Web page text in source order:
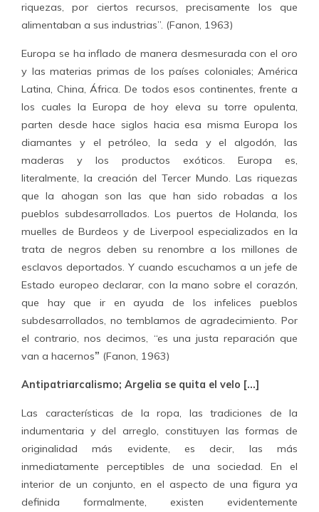
riquezas, por ciertos recursos, precisamente los que
alimentaban a sus industrias”. (Fanon, 1963)
Europa se ha inflado de manera desmesurada con el oro
y las materias primas de los países coloniales; América
Latina, China, África. De todos esos continentes, frente a
los cuales la Europa de hoy eleva su torre opulenta,
parten desde hace siglos hacia esa misma Europa los
diamantes y el petróleo, la seda y el algodón, las
maderas y los productos exóticos. Europa es,
literalmente, la creación del Tercer Mundo. Las riquezas
que la ahogan son las que han sido robadas a los
pueblos subdesarrollados. Los puertos de Holanda, los
muelles de Burdeos y de Liverpool especializados en la
trata de negros deben su renombre a los millones de
esclavos deportados. Y cuando escuchamos a un jefe de
Estado europeo declarar, con la mano sobre el corazón,
que hay que ir en ayuda de los infelices pueblos
subdesarrollados, no temblamos de agradecimiento. Por
el contrario, nos decimos, “es una justa reparación que
van a hacernos” (Fanon, 1963)
Antipatriarcalismo; Argelia se quita el velo […]
Las características de la ropa, las tradiciones de la
indumentaria y del arreglo, constituyen las formas de
originalidad más evidente, es decir, las más
inmediatamente perceptibles de una sociedad. En el
interior de un conjunto, en el aspecto de una figura ya
definida formalmente, existen evidentemente